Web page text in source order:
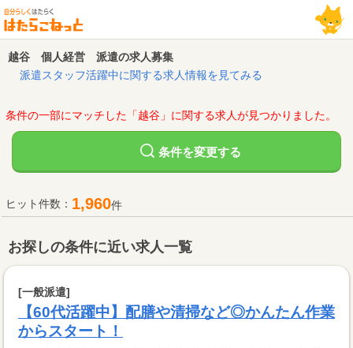
越谷 個人経営 派遣の求人募集
派遣スタッフ活躍中に関する求人情報を見てみる
条件の一部にマッチした「越谷」に関する求人が見つかりました。
条件を変更する
ヒット件数： 1,960件
お探しの条件に近い求人一覧
[一般派遣]
【60代活躍中】配膳や清掃など◎かんたん作業
からスタート！